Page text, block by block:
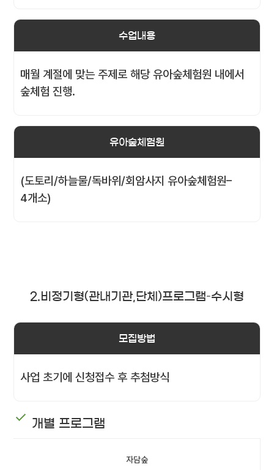
수업내용
매월 계절에 맞는 주제로 해당 유아숲체험원 내에서
숲체험 진행.
유아숲체험원
(도토리/하늘물/독바위/회암사지 유아숲체험원–
4개소)
2.비정기형(관내기관,단체)프로그램–수시형
모집방법
사업 초기에 신청접수 후 추첨방식
개별 프로그램
자담숲